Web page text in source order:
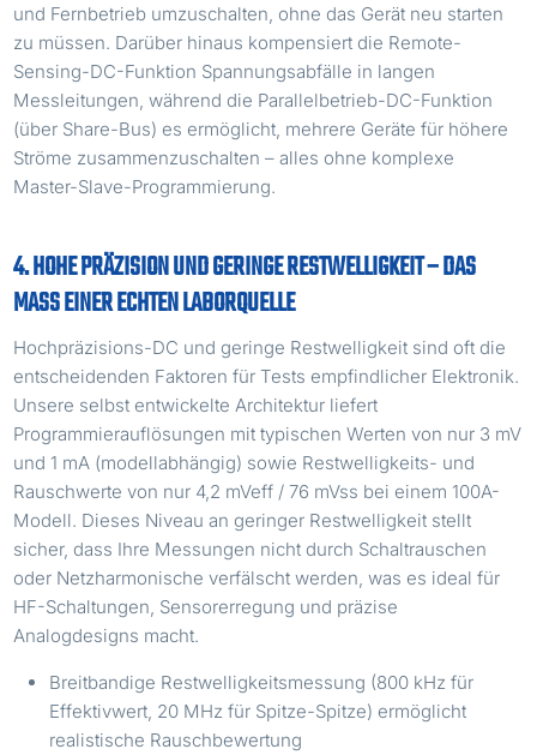
und Fernbetrieb umzuschalten, ohne das Gerät neu starten
zu müssen. Darüber hinaus kompensiert die Remote-
Sensing-DC-Funktion Spannungsabfälle in langen
Messleitungen, während die Parallelbetrieb-DC-Funktion
(über Share-Bus) es ermöglicht, mehrere Geräte für höhere
Ströme zusammenzuschalten – alles ohne komplexe
Master-Slave-Programmierung.
4. HOHE PRÄZISION UND GERINGE RESTWELLIGKEIT – DAS
MASS EINER ECHTEN LABORQUELLE
Hochpräzisions-DC und geringe Restwelligkeit sind oft die
entscheidenden Faktoren für Tests empfindlicher Elektronik.
Unsere selbst entwickelte Architektur liefert
Programmierauflösungen mit typischen Werten von nur 3 mV
und 1 mA (modellabhängig) sowie Restwelligkeits- und
Rauschwerte von nur 4,2 mVeff / 76 mVss bei einem 100A-
Modell. Dieses Niveau an geringer Restwelligkeit stellt
sicher, dass Ihre Messungen nicht durch Schaltrauschen
oder Netzharmonische verfälscht werden, was es ideal für
HF-Schaltungen, Sensorerregung und präzise
Analogdesigns macht.
Breitbandige Restwelligkeitsmessung (800 kHz für
Effektivwert, 20 MHz für Spitze-Spitze) ermöglicht
realistische Rauschbewertung